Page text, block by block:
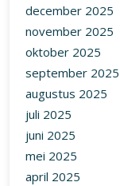
december 2025
november 2025
oktober 2025
september 2025
augustus 2025
juli 2025
juni 2025
mei 2025
april 2025